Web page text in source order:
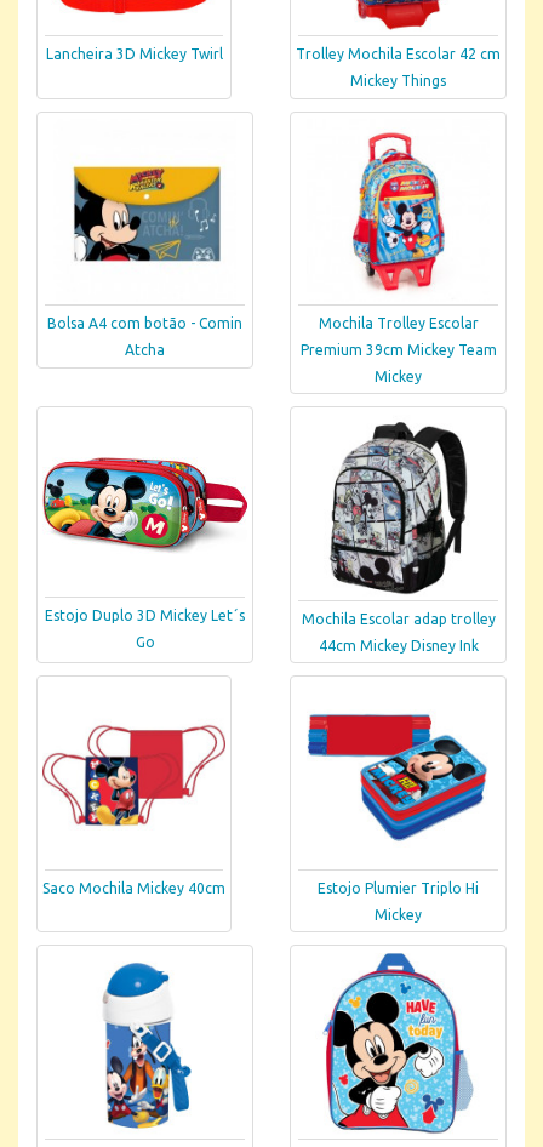
Lancheira 3D Mickey Twirl
Trolley Mochila Escolar 42 cm
Mickey Things
Bolsa A4 com botão - Comin
Atcha
Mochila Trolley Escolar
Premium 39cm Mickey Team
Mickey
Estojo Duplo 3D Mickey Let´s
Go
Mochila Escolar adap trolley
44cm Mickey Disney Ink
Saco Mochila Mickey 40cm
Estojo Plumier Triplo Hi
Mickey